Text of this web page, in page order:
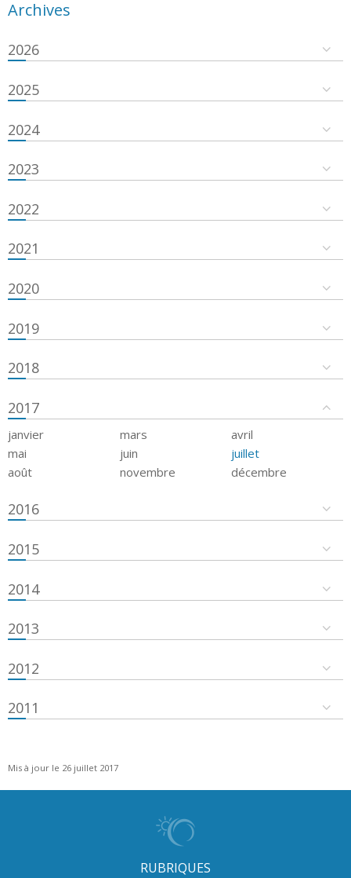
Archives
2026
2025
2024
2023
2022
2021
2020
2019
2018
2017
janvier mars
avril
mai
juin
juillet
août
novembre décembre
2016
2015
2014
2013
2012
2011
Mis à jour le 26 juillet 2017
RUBRIQUES